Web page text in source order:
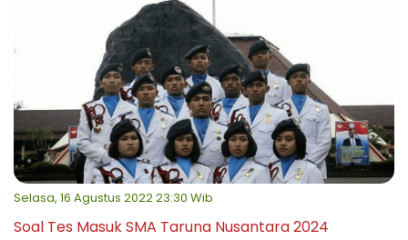
Selasa, 16 Agustus 2022 23:30 Wib
Soal Tes Masuk SMA Taruna Nusantara 2024